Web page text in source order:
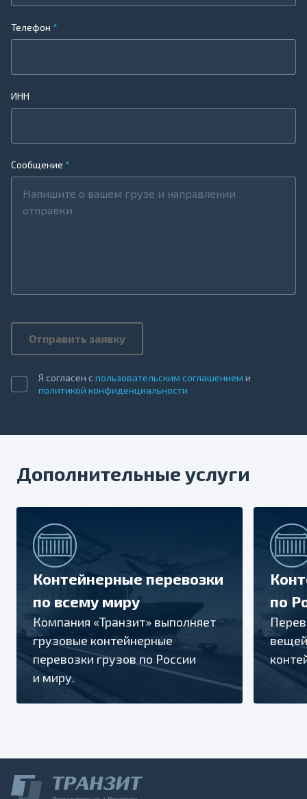
Телефон
ИНН
Сообщение
Отправить заявку
Я согласен с пользовательским соглашением и
политикой конфиденциальности
Дополнительные услуги
Контейнерные перевозки
по всему миру
Компания «Транзит» выполняет
грузовые контейнерные
перевозки грузов по России
и миру.
по